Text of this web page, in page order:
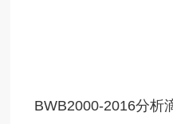
BWB2000-2016分析